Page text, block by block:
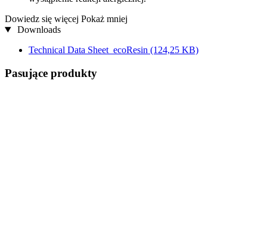
Dowiedz się więcej Pokaż mniej
Downloads
Technical Data Sheet_ecoResin (124,25 KB)
Pasujące produkty